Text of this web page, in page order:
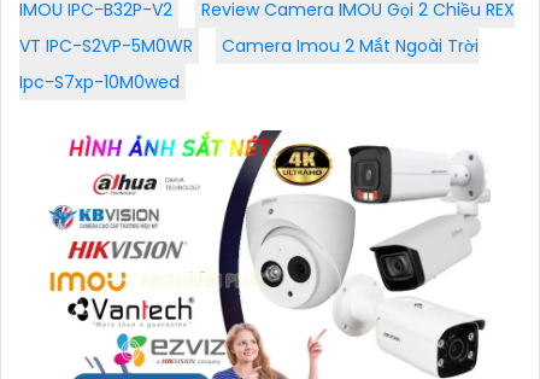
IMOU IPC-B32P-V2
Review Camera IMOU Gọi 2 Chiều REX
VT IPC-S2VP-5M0WR
Camera Imou 2 Mắt Ngoài Trời
Ipc-S7xp-10M0wed